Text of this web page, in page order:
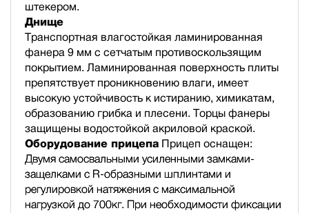
штекером.
Днище
Транспортная влагостойкая ламинированная
фанера 9 мм с сетчатым противоскользящим
покрытием. Ламинированная поверхность плиты
препятствует проникновению влаги, имеет
высокую устойчивость к истиранию, химикатам,
образованию грибка и плесени. Торцы фанеры
защищены водостойкой акриловой краской.
Оборудование прицепа Прицеп оснащен:
Двумя самосвальными усиленными замками-
защелками с R-образными шплинтами и
регулировкой натяжения с максимальной
нагрузкой до 700кг. При необходимости фиксации